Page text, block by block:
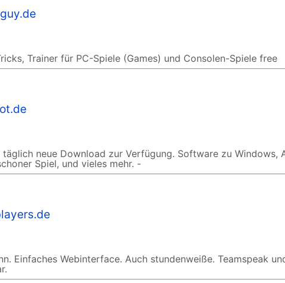
Trainer für PC-Spiele (Games) und Consolen-Spiele free
täglich neue Download zur Verfügung. Software zu Windows,
Spiel, und vieles mehr. -
Einfaches Webinterface. Auch stundenweiße. Teamspeak